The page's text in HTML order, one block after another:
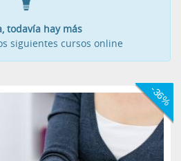
todavía hay más
siguientes cursos online
-36%